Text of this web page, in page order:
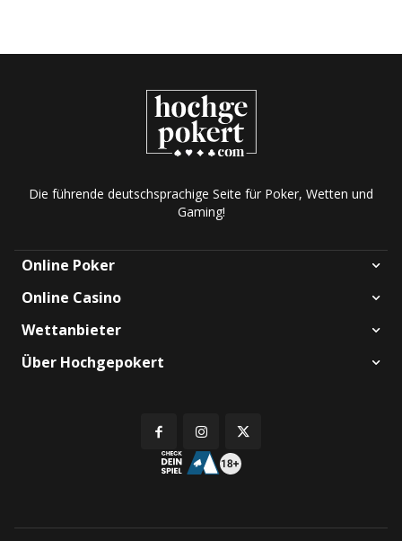
Die führende deutschsprachige Seite für Poker, Wetten und
Gaming!
Online Poker
Online Casino
Wettanbieter
Über Hochgepokert